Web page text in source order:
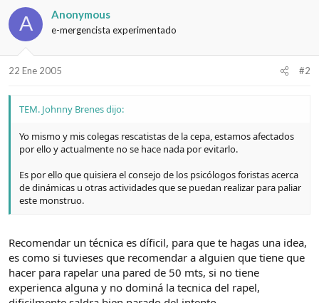
A Anonymous
e-mergencista experimentado
22 Ene 2005 #2
TEM. Johnny Brenes dijo:
Yo mismo y mis colegas rescatistas de la cepa, estamos afectados
por ello y actualmente no se hace nada por evitarlo.
Es por ello que quisiera el consejo de los psicólogos foristas acerca
de dinámicas u otras actividades que se puedan realizar para paliar
este monstruo.
Recomendar un técnica es díficil, para que te hagas una idea,
es como si tuvieses que recomendar a alguien que tiene que
hacer para rapelar una pared de 50 mts, si no tiene
experienca alguna y no dominá la tecnica del rapel,